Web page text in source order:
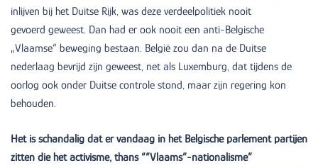
inlijven bij het Duitse Rijk, was deze verdeelpolitiek nooit
gevoerd geweest. Dan had er ook nooit een anti-Belgische
„Vlaamse“ beweging bestaan. België zou dan na de Duitse
nederlaag bevrijd zijn geweest, net als Luxemburg, dat tijdens de
oorlog ook onder Duitse controle stond, maar zijn regering kon
behouden.
Het is schandalig dat er vandaag in het Belgische parlement partijen
zitten die het activisme, thans ““Vlaams”-nationalisme”